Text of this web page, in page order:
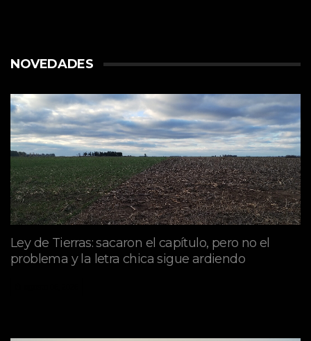
NOVEDADES
Ley de Tierras: sacaron el capítulo, pero no el
problema y la letra chica sigue ardiendo